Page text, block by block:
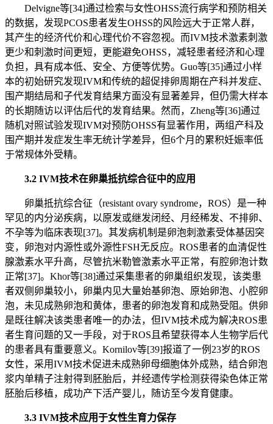
Delvigne等[34]通过检索与女性OHSS流行病学和预防相关
的数据，发现PCOS患者发生OHSS的风险远大于正常人群，
其产生的经济代价和心理代价不容忽视。而IVM技术激素刺激
更少和刺激时间更短，更能避免OHSS，减轻患者经济和心理
负担，具有成本低、安全、方便等优势。Guo等[35]通过小样
本的初始研究发现IVM和传统的超促排卵周期在产科并发症、
围产期结局和子代发育结果方面没有显著差异，但仍需大样本
的长期随访以评估后代的发育结果。然而，Zheng等[36]通过
随机对照试验发现IVM对预防OHSS有显著作用，两组产科及
围产期并发症发生率无统计学差异，但6个月的累积妊娠率低
于常规体外受精。
3.2 IVM技术在卵巢抵抗综合征中的应用
卵巢抵抗综合征（resistant ovary syndrome，ROS）是一种
罕见的内分泌疾病，以原发或继发闭经、月经稀发、不排卵、
不孕等为临床表现[37]。其发病机制是卵泡刺激素受体基因突
变，卵泡对内源性或外源性FSH无反应。ROS患者的血清促性
腺激素水平升高，尽管抗米勒管激素水平正常，有腔卵泡计数
正常[37]。Khor等[38]通过采集患者的卵巢组织发现，该类患
者双侧卵巢较小，卵巢内见大量始基卵泡、原始卵泡、小腔卵
泡，未见成熟卵泡和黄体，患者的卵泡发育和成熟受阻。供卵
是既往解决该类患者唯一的办法，但IVM技术成为解决ROS患
者生育问题的又一手段，对于ROS且希望获得本人生物学后代
的患者具有重要意义。Kornilov等[39]报道了一例23岁的ROS
女性，采用IVM技术促进未成熟卵母细胞体外成熟，结合卵泡
浆内单精子注射得到胚胎后，并经遗传学检测获得染色体正常
胚胎后移植，成功产下活产婴儿，随访至今发育健康。
3.3 IVM技术应用于女性生育力保存